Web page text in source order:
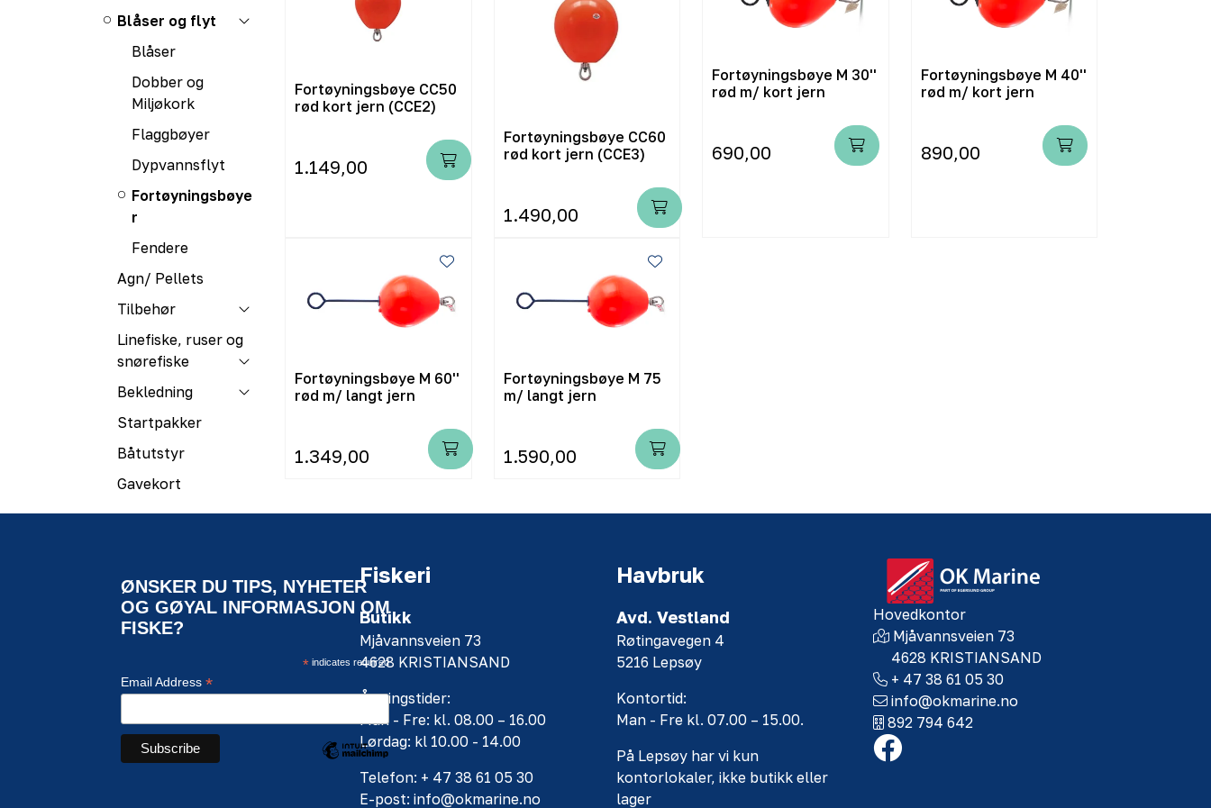
Blåser og flyt
Blåser
Dobber og
Miljøkork
Flaggbøyer
Dypvannsflyt
Fortøyningsbøye
r
Fendere
Agn/ Pellets
Tilbehør
Linefiske, ruser og
snørefiske
Bekledning
Startpakker
Båtutstyr
Gavekort
Fortøyningsbøye CC50
rød kort jern (CCE2)
1.149,00
Fortøyningsbøye CC60
rød kort jern (CCE3)
1.490,00
Fortøyningsbøye M 30''
rød m/ kort jern
690,00
Fortøyningsbøye M 40''
rød m/ kort jern
890,00
Fortøyningsbøye M 60''
rød m/ langt jern
1.349,00
Fortøyningsbøye M 75
m/ langt jern
1.590,00
ØNSKER DU TIPS, NYHETER
OG GØYAL INFORMASJON OM
FISKE?
*indicates required
Email Address *
Fiskeri
Butikk
Mjåvannsveien 73
4628 KRISTIANSAND
Åpningstider:
Man - Fre: kl. 08.00 – 16.00
Lørdag: kl 10.00 - 14.00
Telefon: + 47 38 61 05 30
E-post: info@okmarine.no
Havbruk
Avd. Vestland
Røtingavegen 4
5216 Lepsøy
Kontortid:
Man - Fre kl. 07.00 – 15.00.
På Lepsøy har vi kun
kontorlokaler, ikke butikk eller
lager
Hovedkontor
Mjåvannsveien 73
4628 KRISTIANSAND
+ 47 38 61 05 30
info@okmarine.no
892 794 642